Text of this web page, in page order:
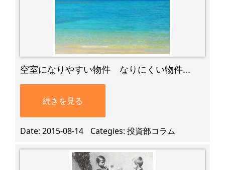
空室になりやすい物件 なりにくい物件...
続きを見る
Date 2015-08-14 Categies 投資部コラム